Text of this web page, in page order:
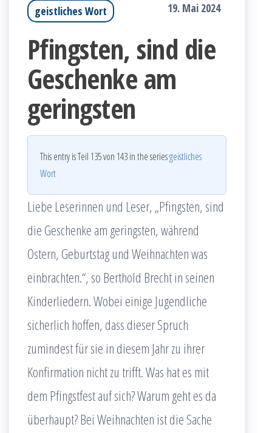
geistliches Wort 19. Mai 2024
Pfingsten, sind die
Geschenke am
geringsten
This entry is Teil 135 von 143 in the seriesgeistliches
Wort
Liebe Leserinnen und Leser, „Pfingsten, sind
die Geschenke am geringsten, während
Ostern, Geburtstag und Weihnachten was
einbrachten.“, so Berthold Brecht in seinen
Kinderliedern. Wobei einige Jugendliche
sicherlich hoffen, dass dieser Spruch
zumindest für sie in diesem Jahr zu ihrer
Konfirmation nicht zu trifft. Was hat es mit
dem Pfingstfest auf sich? Warum geht es da
überhaupt? Bei Weihnachten ist die Sache